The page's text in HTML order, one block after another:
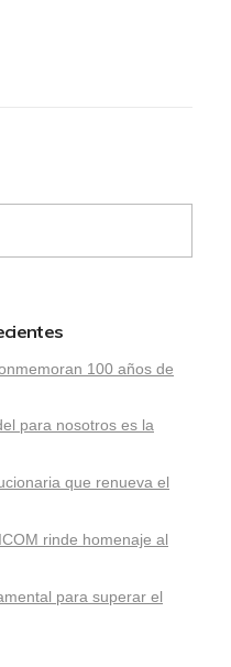
100 años de
para nosotros es la
que renueva el
rinde homenaje al
para superar el